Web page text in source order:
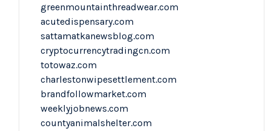
greenmountainthreadwear.com
acutedispensary.com
sattamatkanewsblog.com
cryptocurrencytradingcn.com
totowaz.com
charlestonwipesettlement.com
brandfollowmarket.com
weeklyjobnews.com
countyanimalshelter.com